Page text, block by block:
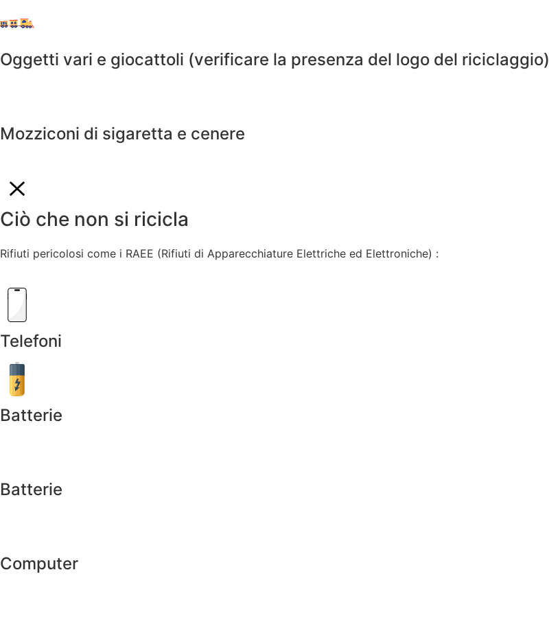
Oggetti vari e giocattoli (verificare la presenza del logo del riciclaggio)
Mozziconi di sigaretta e cenere
Ciò che non si ricicla
Rifiuti pericolosi come i RAEE (Rifiuti di Apparecchiature Elettriche ed Elettroniche) :
Telefoni
Batterie
Batterie
Computer